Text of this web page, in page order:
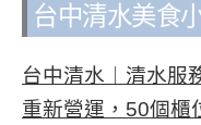
台中清水美食
台中清水︱清水服
重新營運，50個櫃